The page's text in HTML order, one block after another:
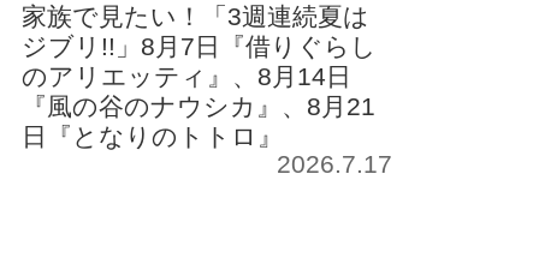
家族で見たい！「3週連続夏は
ジブリ!!」8月7日『借りぐらし
のアリエッティ』、8月14日
『風の谷のナウシカ』、8月21
日『となりのトトロ』
2026.7.17